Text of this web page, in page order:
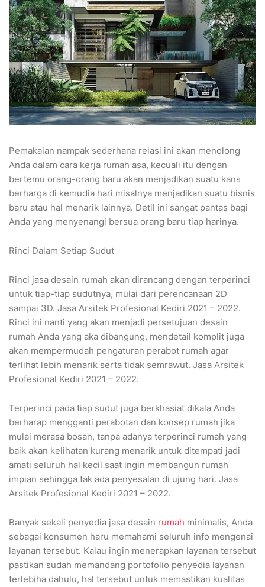
Pemakaian nampak sederhana relasi ini akan menolong
Anda dalam cara kerja rumah asa, kecuali itu dengan
bertemu orang-orang baru akan menjadikan suatu kans
berharga di kemudia hari misalnya menjadikan suatu bisnis
baru atau hal menarik lainnya. Detil ini sangat pantas bagi
Anda yang menyenangi bersua orang baru tiap harinya.
Rinci Dalam Setiap Sudut
Rinci jasa desain rumah akan dirancang dengan terperinci
untuk tiap-tiap sudutnya, mulai dari perencanaan 2D
sampai 3D. Jasa Arsitek Profesional Kediri 2021 – 2022.
Rinci ini nanti yang akan menjadi persetujuan desain
rumah Anda yang aka dibangung, mendetail komplit juga
akan mempermudah pengaturan perabot rumah agar
terlihat lebih menarik serta tidak semrawut. Jasa Arsitek
Profesional Kediri 2021 – 2022.
Terperinci pada tiap sudut juga berkhasiat dikala Anda
berharap mengganti perabotan dan konsep rumah jika
mulai merasa bosan, tanpa adanya terperinci rumah yang
baik akan kelihatan kurang menarik untuk ditempati jadi
amati seluruh hal kecil saat ingin membangun rumah
impian sehingga tak ada penyesalan di ujung hari. Jasa
Arsitek Profesional Kediri 2021 – 2022.
Banyak sekali penyedia jasa desain rumah minimalis, Anda
sebagai konsumen haru memahami seluruh info mengenai
layanan tersebut. Kalau ingin menerapkan layanan tersebut
pastikan sudah memandang portofolio penyedia layanan
terlebiha dahulu, hal tersebut untuk memastikan kualitas